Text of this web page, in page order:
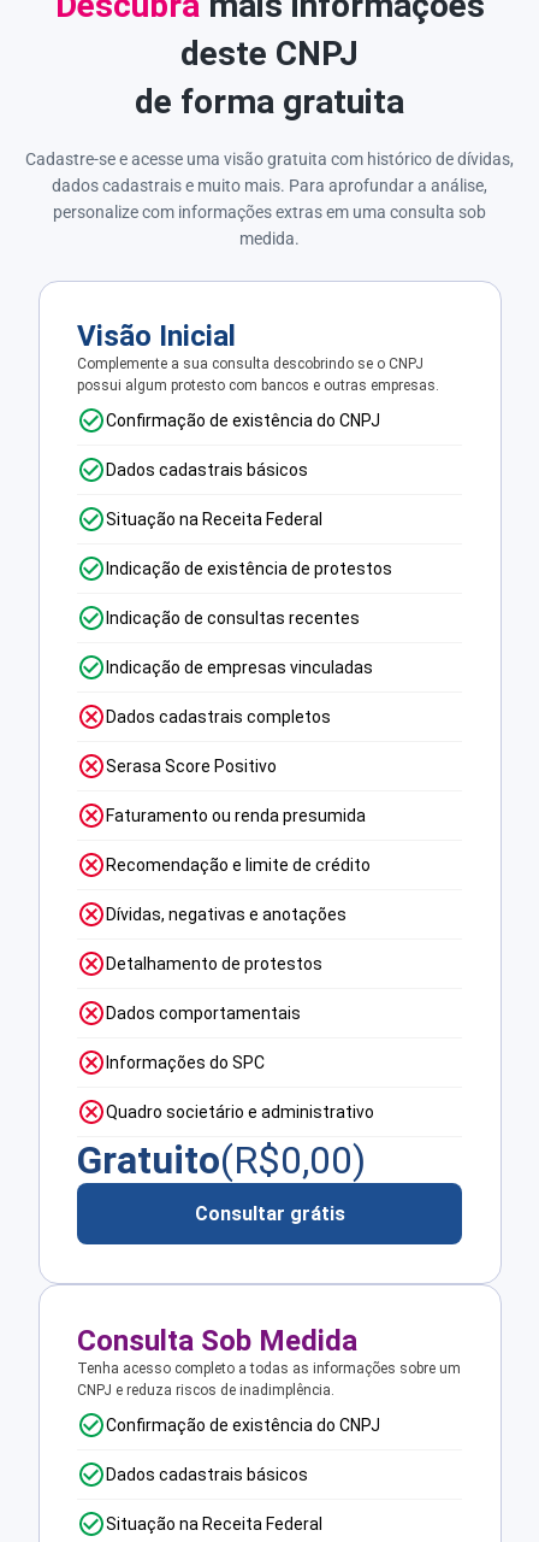
deste CNPJ
de forma gratuita
Cadastre-se e acesse uma visão gratuita com histórico de dívidas,
dados cadastrais e muito mais. Para aprofundar a análise,
personalize com informações extras em uma consulta sob
medida.
Visão Inicial
Complemente a sua consulta descobrindo se o CNPJ
possui algum protesto com bancos e outras empresas.
Confirmação de existência do CNPJ
Dados cadastrais básicos
Situação na Receita Federal
Indicação de existência de protestos
Indicação de consultas recentes
Indicação de empresas vinculadas
Dados cadastrais completos
Serasa Score Positivo
Faturamento ou renda presumida
Recomendação e limite de crédito
Dívidas, negativas e anotações
Detalhamento de protestos
Dados comportamentais
Informações do SPC
Quadro societário e administrativo
Gratuito(R$0,00)
Consultar grátis
Consulta Sob Medida
Tenha acesso completo a todas as informações sobre um
CNPJ e reduza riscos de inadimplência.
Confirmação de existência do CNPJ
Dados cadastrais básicos
Situação na Receita Federal